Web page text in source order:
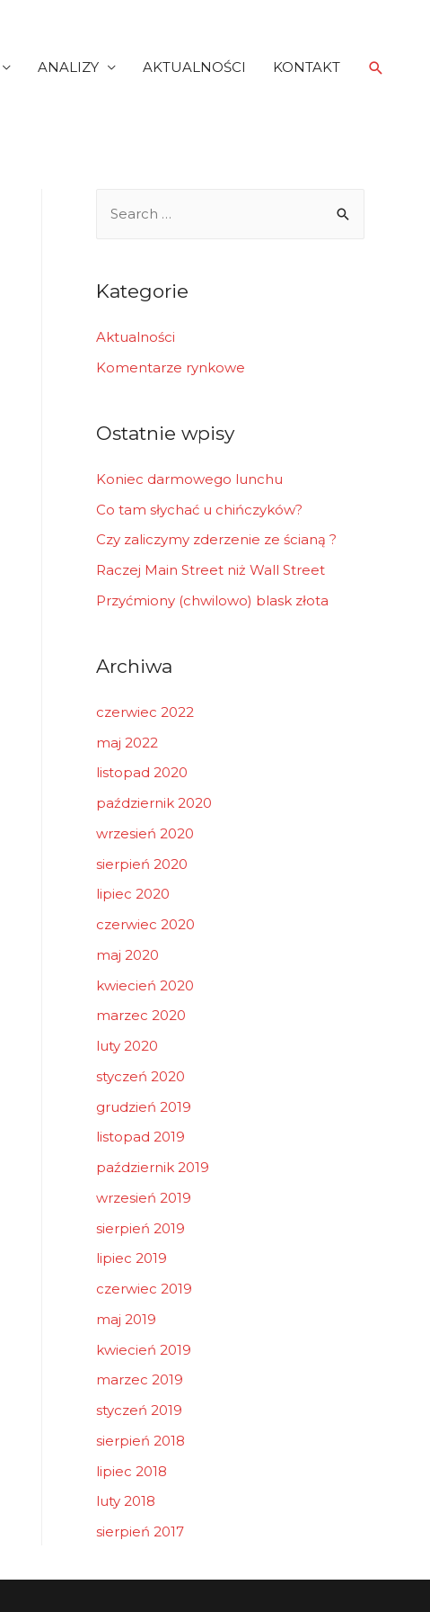
ANALIZY AKTUALNOŚCI KONTAKT Search
r
h
f
Kategorie
Aktualności
Komentarze rynkowe
Ostatnie wpisy
Koniec darmowego lunchu
Co tam słychać u chińczyków?
Czy zaliczymy zderzenie ze ścianą ?
Raczej Main Street niż Wall Street
Przyćmiony (chwilowo) blask złota
Archiwa
czerwiec 2022
maj 2022
listopad 2020
październik 2020
wrzesień 2020
sierpień 2020
lipiec 2020
czerwiec 2020
maj 2020
kwiecień 2020
marzec 2020
luty 2020
styczeń 2020
grudzień 2019
listopad 2019
październik 2019
wrzesień 2019
sierpień 2019
lipiec 2019
czerwiec 2019
maj 2019
kwiecień 2019
marzec 2019
styczeń 2019
sierpień 2018
lipiec 2018
luty 2018
sierpień 2017